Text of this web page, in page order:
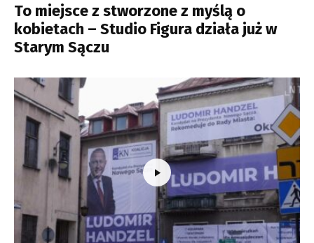
To miejsce z stworzone z myślą o
kobietach – Studio Figura działa już w
Starym Sączu